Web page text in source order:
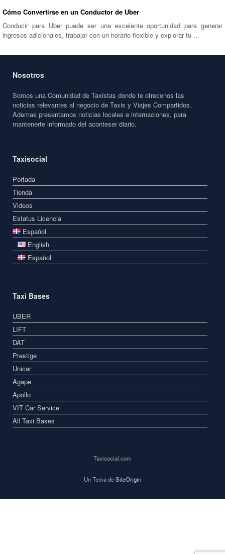
Cómo Convertirse en un Conductor de Uber
Conducir para Uber puede ser una excelente oportunidad para generar
ingresos adicionales, trabajar con un horario flexible y explorar tu ...
Nosotros
Somos una Comunidad de Taxistas donde te ofrecenos las
noticias relevantes al negocio de Taxis y Viajes Compartidos.
Ademas presentamos noticias locales e internaciones, para
mantenerte informado del aconteser diario.
Taxisocial
Portada
Tienda
Videos
Estatus Licencia
Español
English
Español
Taxi Bases
UBER
LIFT
DAT
Prestige
Unicar
Agape
Apollo
VIT Car Service
All Taxi Bases
Taxisocial.com
Un Tema deSiteOrigin